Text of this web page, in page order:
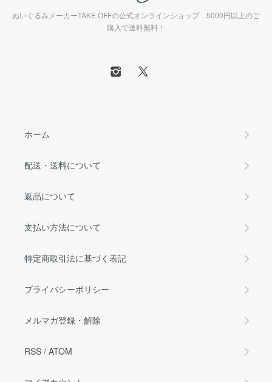
ぬいぐるみメーカーTAKE OFFの公式オンラインショップ 5000円以上のご
購入で送料無料！
ホーム
配送・送料について
返品について
支払い方法について
特定商取引法に基づく表記
プライバシーポリシー
メルマガ登録・解除
RSS / ATOM